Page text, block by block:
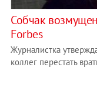
Собчак
Forbes
Журналистка
коллег перестать